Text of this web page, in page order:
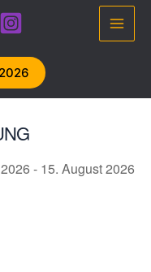
Main
- 15. August 2026